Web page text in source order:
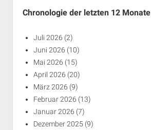
Chronologie der letzten 12 Monate
Juli 2026 (2)
Juni 2026 (10)
Mai 2026 (15)
April 2026 (20)
März 2026 (9)
Februar 2026 (13)
Januar 2026 (7)
Dezember 2025 (9)